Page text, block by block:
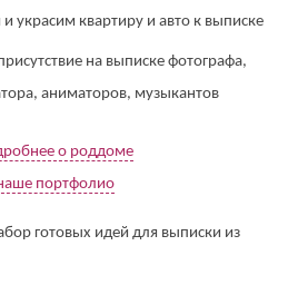
украсим квартиру и авто к выписке
на выписке фотографа,
аниматоров, музыкантов
о роддоме
портфолио
готовых идей для выписки из